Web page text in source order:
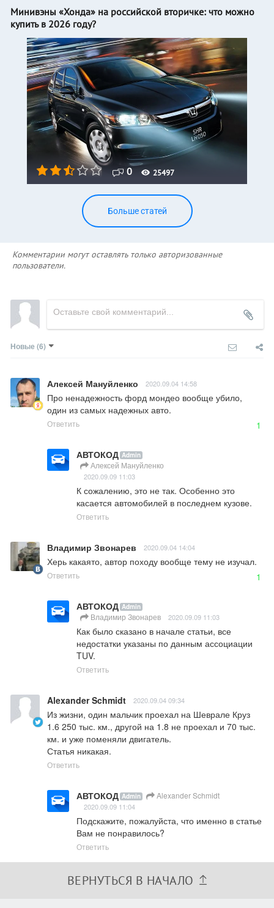
0 25497
Минивэны «Хонда» на российской вторичке: что можно
купить в 2026 году?
Больше статей
Комментарии могут оставлять только авторизованные
пользователи.
Новые (6)
Алексей Мануйленко 2020.09.04 14:58
Про ненадежность форд мондео вообще убило,
один из самых надежных авто.
Ответить 1
АВТОКОД Admin
Алексей Мануйленко
2020.09.09 11:03
К сожалению, это не так. Особенно это
касается автомобилей в последнем кузове.
Ответить
Владимир Звонарев 2020.09.04 14:04
Херь какаято, автор походу вообще тему не изучал.
Ответить 1
АВТОКОД Admin
Владимир Звонарев 2020.09.09 11:03
Как было сказано в начале статьи, все
недостатки указаны по данным ассоциации
TUV.
Ответить
Alexander Schmidt 2020.09.04 09:34
Из жизни, один мальчик проехал на Шеврале Круз
1.6 250 тыс. км., другой на 1.8 не проехал и 70 тыс.
км. и уже поменяли двигатель.
Статья никакая.
Ответить
АВТОКОД Admin Alexander Schmidt
2020.09.09 11:04
Подскажите, пожалуйста, что именно в статье
Вам не понравилось?
Ответить
ВЕРНУТЬСЯ В НАЧАЛО